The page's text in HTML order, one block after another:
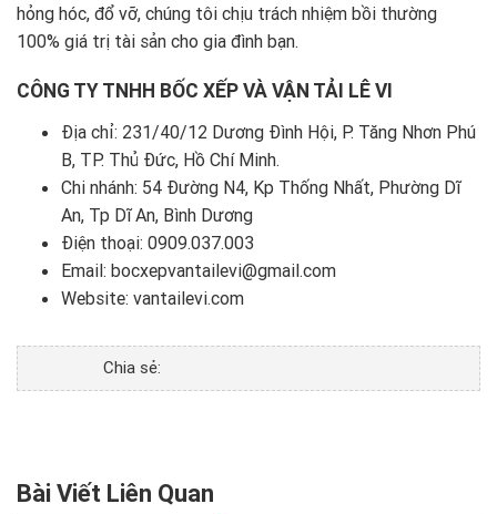
hỏng hóc, đổ vỡ, chúng tôi chịu trách nhiệm bồi thường
100% giá trị tài sản cho gia đình bạn.
CÔNG TY TNHH BỐC XẾP VÀ VẬN TẢI LÊ VI
Địa chỉ: 231/40/12 Dương Đình Hội, P. Tăng Nhơn Phú
B, TP. Thủ Đức, Hồ Chí Minh.
Chi nhánh: 54 Đường N4, Kp Thống Nhất, Phường Dĩ
An, Tp Dĩ An, Bình Dương
Điện thoại: 0909.037.003
Email: bocxepvantailevi@gmail.com
Website: vantailevi.com
Chia sẻ:
Bài Viết Liên Quan